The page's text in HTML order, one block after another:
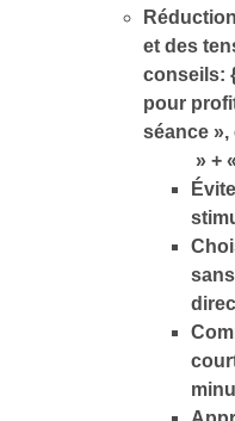
et des
conseils:
pour
séance
» + «